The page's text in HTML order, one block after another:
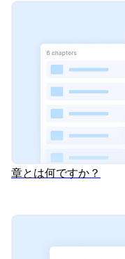
章とは何ですか？